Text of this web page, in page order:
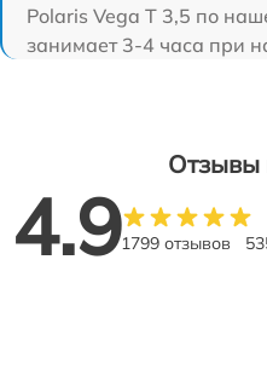
Polaris Vega T 3,5 по
занимает 3-4 часа при
Отзывы
4.91799 отзывов